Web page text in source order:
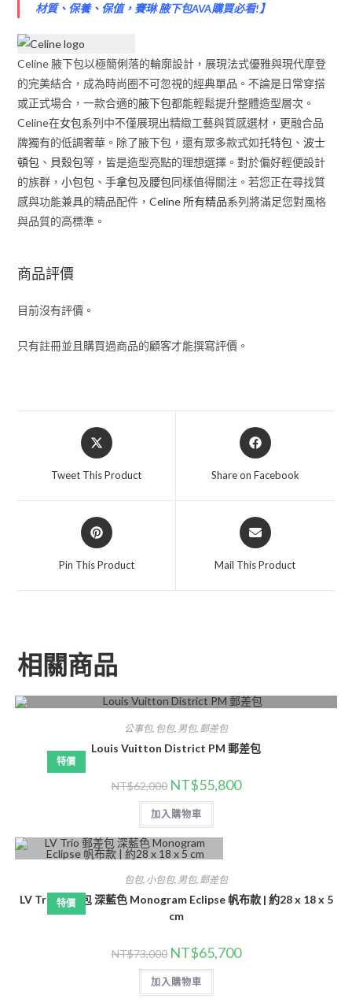
材質、保養、保值，賽琳 腋下包AVA購買必看!】
Celine 腋下包以極簡俐落的輪廓設計，展現法式優雅與現代摩登
的完美結合，成為時尚圈不可忽視的經典單品。不論是日常穿搭
或正式場合，一款合適的腋下包都能輕鬆提升整體造型層次。
Celine在女包系列中不僅展現出精緻工藝與質感選材，更融合品
牌獨有的低調奢華。除了腋下包，還有眾多款式如托特包 、波士
頓包 、 貝殼包等，皆是造型亮點的理想選擇。對於偏好輕便設計
的族群，小包包 、手拿包及腰包同樣值得關注。若您正在尋找質
感與功能兼具的精品配件，Celine 所有精品系列將滿足您對風格
與品質的高標準。
商品評價
目前沒有評價。
只有註冊並且購買過商品的顧客才能撰寫評價。
Tweet This Product Share on Facebook
Pin This Product Mail This Product
相關商品
特價
公事包, 包包, 男包, 郵差包
Louis Vuitton District PM 郵差包
NT$62,000 NT$55,800
加入購物車
特價
包包, 小包包, 男包, 郵差包
LV Trio 郵差包 深藍色 Monogram Eclipse 帆布款 | 約28 x 18 x 5
cm
NT$73,000 NT$65,700
加入購物車